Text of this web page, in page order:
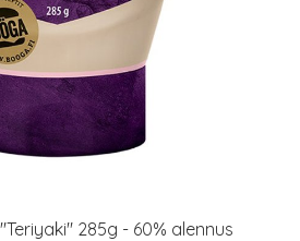
285g - 60% alennus